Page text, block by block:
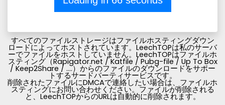
すべてのファイルストレージはファイルホスティングダウン
ロードによってホストされています。LeechTOPは私のサーバ
ーでファイルをホストしていません。LeechTOPはファイルホ
スティング（Rapigator.net / Katfile / Pubg-file / Up To Box
/ Keep2Share / ....）からのファイルのダウンロードをサポー
トするサードパーティサービスです。
削除されたファイルにDMCAで連絡したい場合は、ファイルホ
スティングにお問い合わせください。ファイルが削除される
と、LeechTOPからのURLは自動的に削除されます。